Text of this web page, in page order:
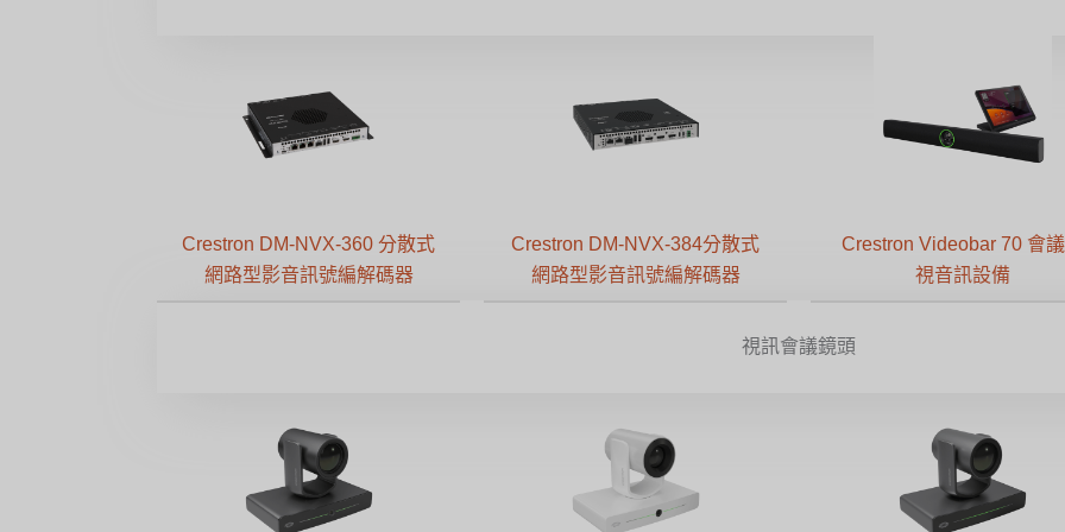
Crestron DM-NVX-360 分散式
網路型影音訊號編解碼器
Crestron DM-NVX-384分散式
網路型影音訊號編解碼器
Crestron Videobar 70 會
視音訊設備
視訊會議鏡頭